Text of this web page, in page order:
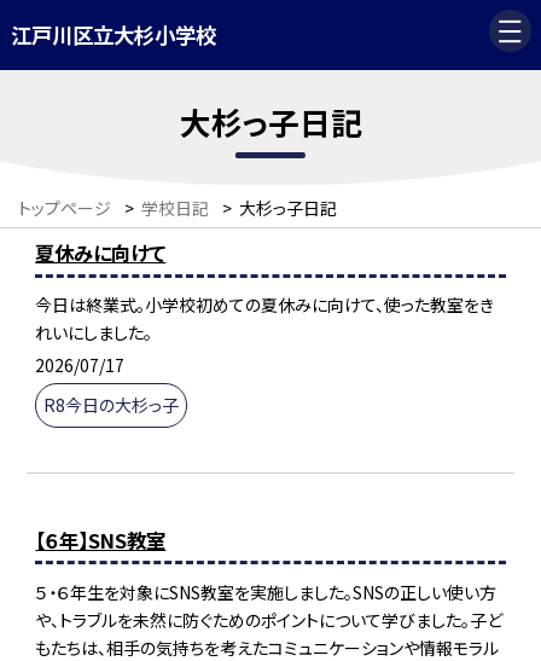
江戸川区立大杉小学校
大杉っ子日記
トップページ > 学校日記 > 大杉っ子日記
夏休みに向けて
今日は終業式。小学校初めての夏休みに向けて、使った教室をき
れいにしました。
2026/07/17
R8今日の大杉っ子
【６年】SNS教室
５・６年生を対象にSNS教室を実施しました。SNSの正しい使い方
や、トラブルを未然に防ぐためのポイントについて学びました。子ど
もたちは、相手の気持ちを考えたコミュニケーションや情報モラル